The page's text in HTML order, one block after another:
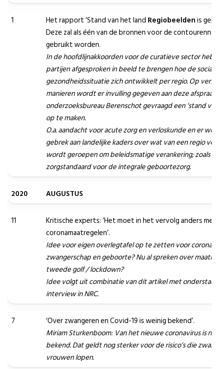
1 Het rapport ‘Stand van het land Regiobeeldenis
Deze zal als één van de bronnen voor de
gebruikt worden.
In de hoofdlijnakkoorden voor de curatieve sector
partijen afgesproken in beeld te brengen hoe de
gezondheidssituatie zich ontwikkelt per regio. Op
manieren wordt er invulling gegeven aan deze afspraak,
onderzoeksbureau Berenschot gevraagd een ‘stand
op te maken.
O.a. aandacht voor acute zorg en verloskunde en er
gebrek aan landelijke kaders over wat van een regio
wordt geroepen om beleidsmatige verankering; zoals
zorgstandaard voor de integrale geboortezorg.
2020 AUGUSTUS
11
Kritische experts: ‘Het moet in het vervolg anders met
coronamaatregelen’.
Idee voor eigen overlegtafel op te zetten voor corona
zwangerschap en geboorte? Nu al spreken over
tweede golf / lockdown?
Idee volgt uit combinatie van dit artikel met
interview in NRC.
7
‘Over zwangeren en Covid-19 is weinig bekend’.
Miriam Sturkenboom: Van het nieuwe coronavirus is
bekend. Dat geldt nog sterker voor de risico’s die
vrouwen lopen.